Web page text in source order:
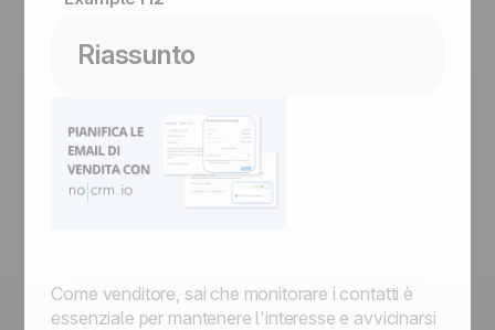
Riassunto
Come venditore, sai che monitorare i contatti è
essenziale per mantenere l'interesse e avvicinarsi